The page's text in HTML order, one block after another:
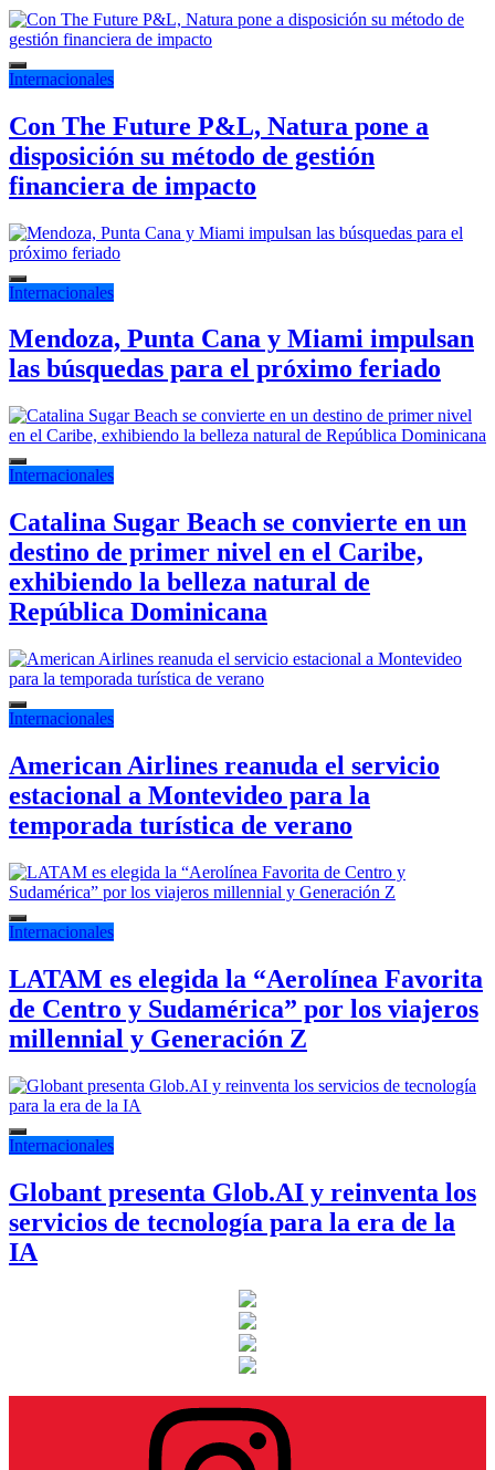
Internacionales
Con The Future P&L, Natura pone a
disposición su método de gestión
financiera de impacto
Internacionales
Mendoza, Punta Cana y Miami impulsan
las búsquedas para el próximo feriado
Internacionales
Catalina Sugar Beach se convierte en un
destino de primer nivel en el Caribe,
exhibiendo la belleza natural de
República Dominicana
Internacionales
American Airlines reanuda el servicio
estacional a Montevideo para la
temporada turística de verano
Internacionales
LATAM es elegida la “Aerolínea Favorita
de Centro y Sudamérica” por los viajeros
millennial y Generación Z
Internacionales
Globant presenta Glob.AI y reinventa los
servicios de tecnología para la era de la
IA